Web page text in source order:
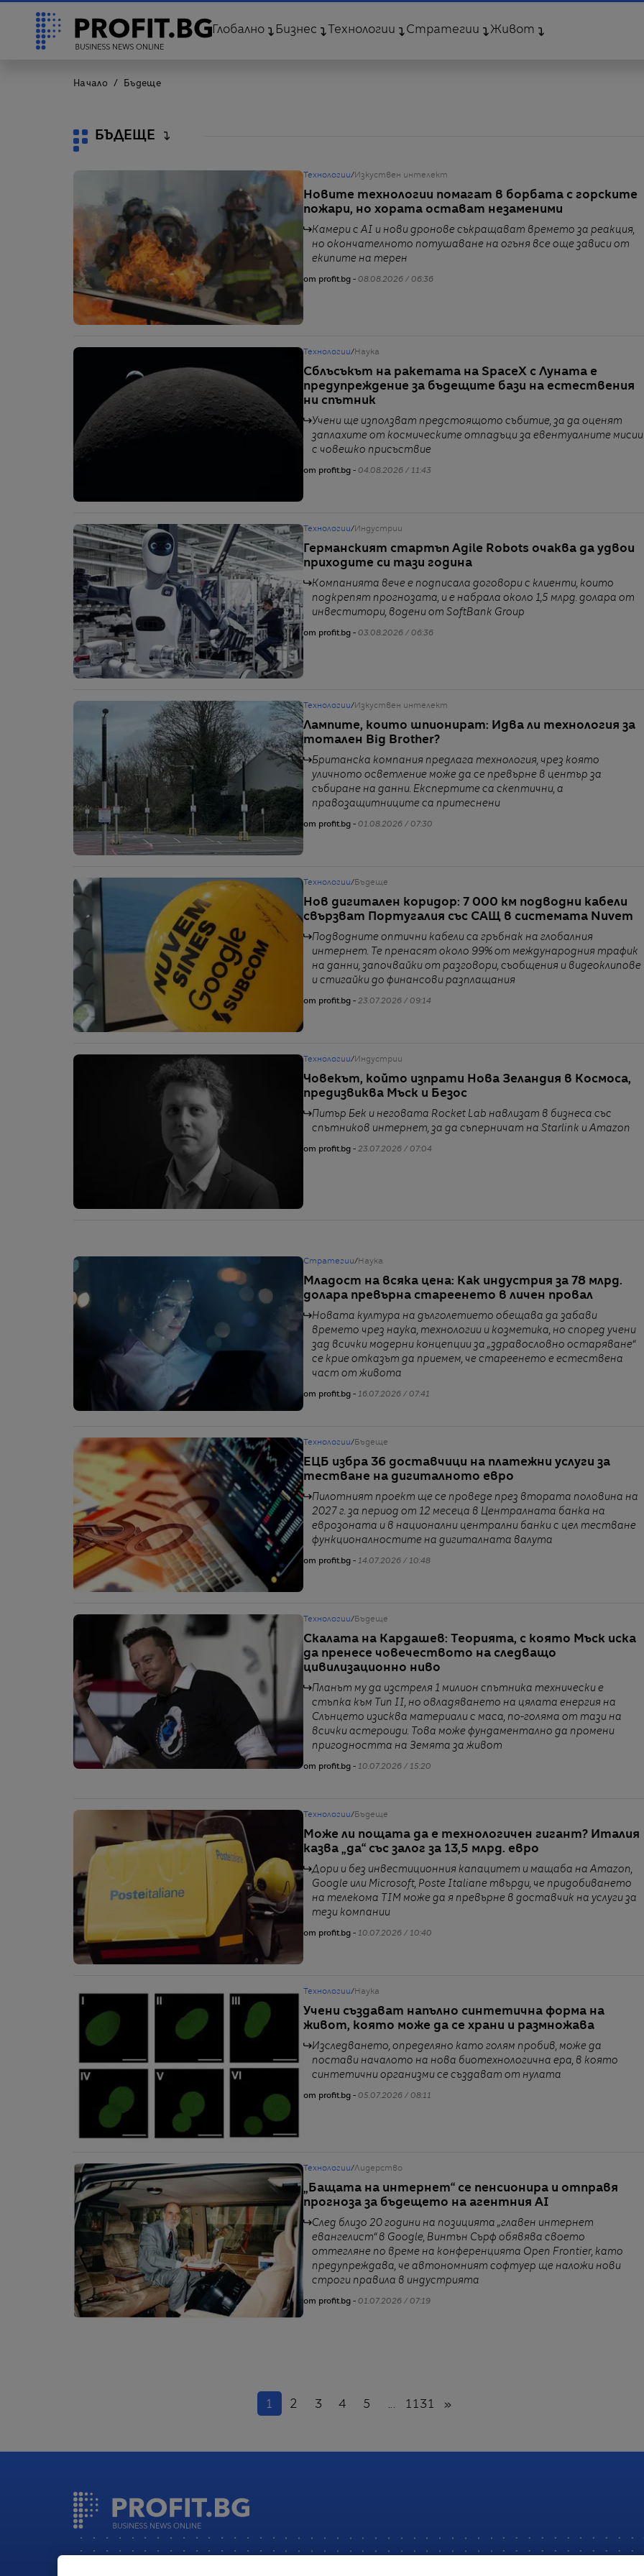
Глобално Бизнес Технологии Стратегии Живот
Начало Бъдеще
БЪДЕЩЕ
Технологии/ Изкуствен интелект
Новите технологии помагат в борбата с горските
пожари, но хората остават незаменими
Камери с AI и нови дронове съкращават времето за реакция,
но окончателното потушаване на огъня все още зависи от
екипите на терен
от profit.bg - 08.08.2026 / 06:36
Технологии/ Наука
Сблъсъкът на ракетата на SpaceX с Луната е
предупреждение за бъдещите бази на естествения
ни спътник
Учени ще използват предстоящото събитие, за да оценят
заплахите от космическите отпадъци за евентуалните мисии
с човешко присъствие
от profit.bg - 04.08.2026 / 11:43
Технологии/ Индустрии
Германският стартъп Agile Robots очаква да удвои
приходите си тази година
Компанията вече е подписала договори с клиенти, които
подкрепят прогнозата, и е набрала около 1,5 млрд. долара от
инвеститори, водени от SoftBank Group
от profit.bg - 03.08.2026 / 06:36
Технологии/ Изкуствен интелект
Лампите, които шпионират: Идва ли технология за
тотален Big Brother?
Британска компания предлага технология, чрез която
уличното осветление може да се превърне в център за
събиране на данни. Експертите са скептични, а
правозащитниците са притеснени
от profit.bg - 01.08.2026 / 07:30
Технологии/ Бъдеще
Нов дигитален коридор: 7 000 км подводни кабели
свързват Португалия със САЩ в системата Nuvem
Подводните оптични кабели са гръбнак на глобалния
интернет. Те пренасят около 99% от международния трафик
на данни, започвайки от разговори, съобщения и видеоклипове
и стигайки до финансови разплащания
от profit.bg - 23.07.2026 / 09:14
Технологии/ Индустрии
Човекът, който изпрати Нова Зеландия в Космоса,
предизвиква Мъск и Безос
Питър Бек и неговата Rocket Lab навлизат в бизнеса със
спътников интернет, за да съперничат на Starlink и Amazon
от profit.bg - 23.07.2026 / 07:04
Стратегии/ Наука
Младост на всяка цена: Как индустрия за 78 млрд.
долара превърна стареенето в личен провал
Новата култура на дълголетието обещава да забави
времето чрез наука, технологии и козметика, но според учени
зад всички модерни концепции за „здравословно остаряване“
се крие отказът да приемем, че стареенето е естествена
част от живота
от profit.bg - 16.07.2026 / 07:41
Технологии/ Бъдеще
ЕЦБ избра 36 доставчици на платежни услуги за
тестване на дигиталното евро
Пилотният проект ще се проведе през втората половина на
2027 г. за период от 12 месеца в Централната банка на
еврозоната и в национални централни банки с цел тестване
функционалностите на дигиталната валута
от profit.bg - 14.07.2026 / 10:48
Технологии/ Бъдеще
Скалата на Кардашев: Теорията, с която Мъск иска
да пренесе човечеството на следващо
цивилизационно ниво
Планът му да изстреля 1 милион спътника технически е
стъпка към Тип II, но овладяването на цялата енергия на
Слънцето изисква материали с маса, по-голяма от тази на
всички астероиди. Това може фундаментално да промени
пригодността на Земята за живот
от profit.bg - 10.07.2026 / 15:20
Технологии/ Бъдеще
Може ли пощата да е технологичен гигант? Италия
казва „да“ със залог за 13,5 млрд. евро
Дори и без инвестиционния капацитет и мащаба на Amazon,
Google или Microsoft, Poste Italiane твърди, че придобиването
на телекома TIM може да я превърне в доставчик на услуги за
тези компании
от profit.bg - 10.07.2026 / 10:40
Технологии/ Наука
Учени създават напълно синтетична форма на
живот, която може да се храни и размножава
Изследването, определяно като голям пробив, може да
постави началото на нова биотехнологична ера, в която
синтетични организми се създават от нулата
от profit.bg - 05.07.2026 / 08:11
Технологии/Лидерство
„Бащата на интернет“ се пенсионира и отправя
прогноза за бъдещето на агентния AI
След близо 20 години на позицията „главен интернет
евангелист“ в Google, Винтън Сърф обявява своето
оттегляне по време на конференцията Open Frontier, като
предупреждава, че автономният софтуер ще наложи нови
строги правила в индустрията
от profit.bg - 01.07.2026 / 07:19
1 (настоящ)
2 3 4 5 ... 1131 »